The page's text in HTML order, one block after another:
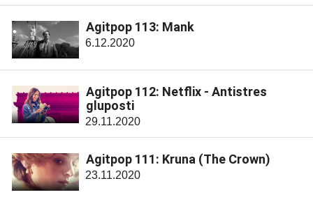
Agitpop 113: Mank
6.12.2020
Agitpop 112: Netflix - Antistres
gluposti
29.11.2020
Agitpop 111: Kruna (The Crown)
23.11.2020